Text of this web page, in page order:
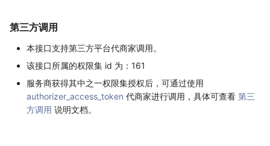
第三方调用
本接口支持第三方平台代商家调用。
该接口所属的权限集 id 为：161
服务商获得其中之一权限集授权后，可通过使用
authorizer_access_token 代商家进行调用，具体可查看 第三
方调用 说明文档。